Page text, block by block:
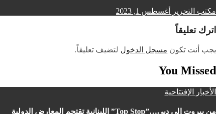
مكتب التحرير أغسطس 1, 2023
اترك تعليقاً
يجب أنت تكون مسجل الدخول لتضيف تعليقاً.
You Missed
الأخبار الإفتتاحية
من بيروت إلى دبي…”Top Stop” اللبنانية تقتحم المعارض الدولية